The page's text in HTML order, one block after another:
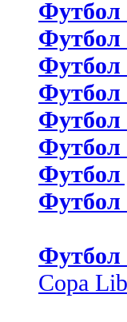
Футбол
Футбол
Футбол
Футбол
Футбол
Футбол
Copa